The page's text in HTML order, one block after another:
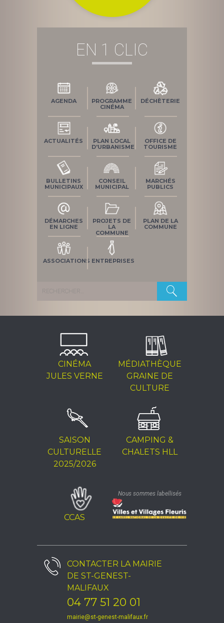
EN 1 CLIC
AGENDA
PROGRAMME
CINÉMA
DÉCHÈTERIE
ACTUALITÉS
PLAN LOCAL
D'URBANISME
OFFICE DE
TOURISME
BULLETINS
MUNICIPAUX
CONSEIL
MUNICIPAL
MARCHÉS
PUBLICS
DÉMARCHES
EN LIGNE
PROJETS DE
LA
COMMUNE
PLAN DE LA
COMMUNE
ASSOCIATIONS ENTREPRISES
Rechercher :
CINÉMA
JULES VERNE
MÉDIATHÈQUE
GRAINE DE
CULTURE
SAISON
CULTURELLE
2025/2026
CAMPING &
CHALETS HLL
CCAS
Nous sommes labellisés
CONTACTER LA MAIRIE
DE ST-GENEST-
MALIFAUX
04 77 51 20 01
mairie@st-genest-malifaux.fr